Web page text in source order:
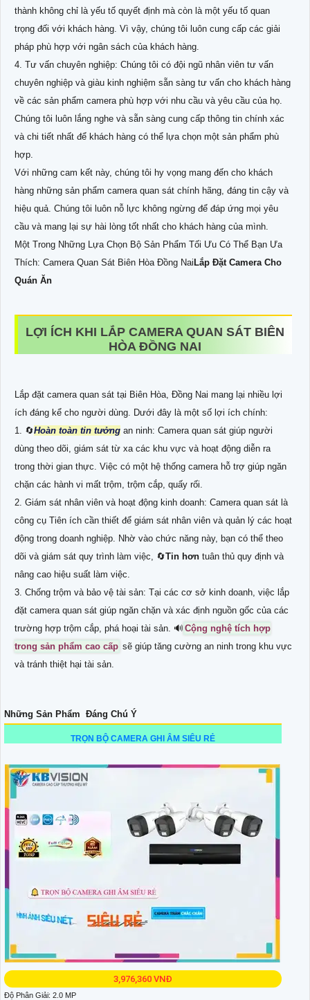
thành không chỉ là yếu tố quyết định mà còn là một yếu tố quan
trọng đối với khách hàng. Vì vậy, chúng tôi luôn cung cấp các giải
pháp phù hợp với ngân sách của khách hàng.
4. Tư vấn chuyên nghiệp: Chúng tôi có đội ngũ nhân viên tư vấn
chuyên nghiệp và giàu kinh nghiệm sẵn sàng tư vấn cho khách hàng
về các sản phẩm camera phù hợp với nhu cầu và yêu cầu của họ.
Chúng tôi luôn lắng nghe và sẵn sàng cung cấp thông tin chính xác
và chi tiết nhất để khách hàng có thể lựa chọn một sản phẩm phù
hợp.
Với những cam kết này, chúng tôi hy vọng mang đến cho khách
hàng những sản phẩm camera quan sát chính hãng, đáng tin cậy và
hiệu quả. Chúng tôi luôn nỗ lực không ngừng để đáp ứng mọi yêu
cầu và mang lại sự hài lòng tốt nhất cho khách hàng của mình.
Một Trong Những Lựa Chọn Bộ Sản Phẩm Tối Ưu Có Thể Bạn Ưa
Thích: Camera Quan Sát Biên Hòa Đồng Nai Lắp Đặt Camera Cho
Quán Ăn
LỢI ÍCH KHI LẮP CAMERA QUAN SÁT BIÊN
HÒA ĐỒNG NAI
Lắp đặt camera quan sát tại Biên Hòa, Đồng Nai mang lại nhiều lợi
ích đáng kể cho người dùng. Dưới đây là một số lợi ích chính:
1. 🔄Hoàn toàn tin tưởng an ninh: Camera quan sát giúp người
dùng theo dõi, giám sát từ xa các khu vực và hoạt động diễn ra
trong thời gian thực. Việc có một hệ thống camera hỗ trợ giúp ngăn
chặn các hành vi mất trộm, trộm cắp, quấy rối.
2. Giám sát nhân viên và hoạt động kinh doanh: Camera quan sát là
công cụ Tiên ích cần thiết để giám sát nhân viên và quản lý các hoạt
động trong doanh nghiệp. Nhờ vào chức năng này, bạn có thể theo
dõi và giám sát quy trình làm việc, 🔄Tin hơn tuân thủ quy định và
nâng cao hiệu suất làm việc.
3. Chống trộm và bảo vệ tài sản: Tại các cơ sở kinh doanh, việc lắp
đặt camera quan sát giúp ngăn chặn và xác định nguồn gốc của các
trường hợp trộm cắp, phá hoại tài sản. 🔊 Cộng nghệ tích hợp
trong sản phẩm cao cấp sẽ giúp tăng cường an ninh trong khu vực
và tránh thiệt hại tài sản.
Những Sản Phẩm Đáng Chú Ý
TRỌN BỘ CAMERA GHI ÂM SIÊU RẺ
3,976,360 VNĐ
Độ Phân Giải: 2.0 MP